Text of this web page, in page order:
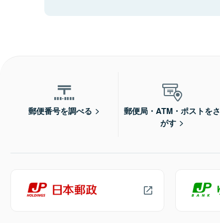
郵便番号を調べる
郵便局・ATM・ポストをさ
がす